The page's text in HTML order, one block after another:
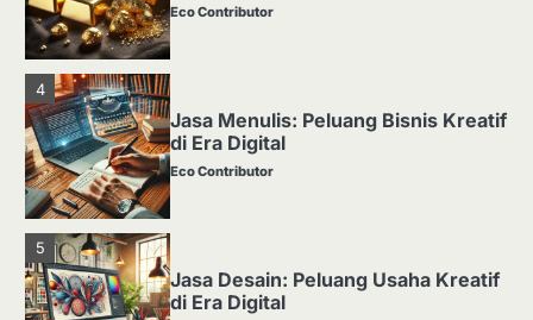
Eco Contributor
4
Jasa Menulis: Peluang Bisnis Kreatif
di Era Digital
Eco Contributor
5
Jasa Desain: Peluang Usaha Kreatif
di Era Digital